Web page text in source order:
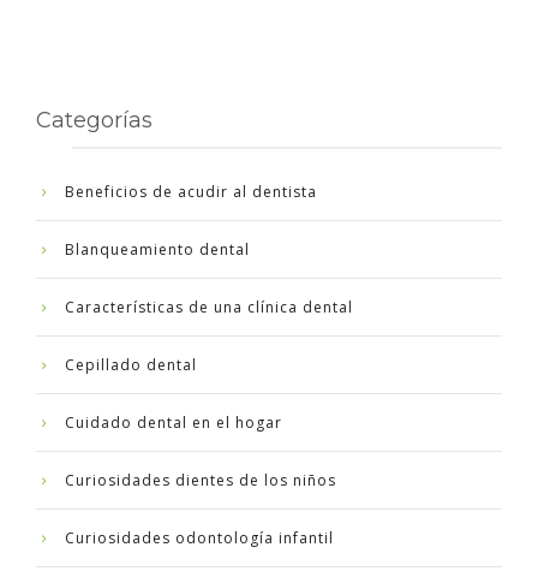
Categorías
Beneficios de acudir al dentista
Blanqueamiento dental
Características de una clínica dental
Cepillado dental
Cuidado dental en el hogar
Curiosidades dientes de los niños
Curiosidades odontología infantil